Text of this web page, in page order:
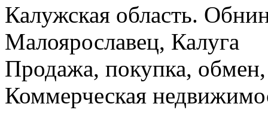
Калужская область.
Малоярославец, Калуга
Продажа, покупка, обмен,
Коммерческая